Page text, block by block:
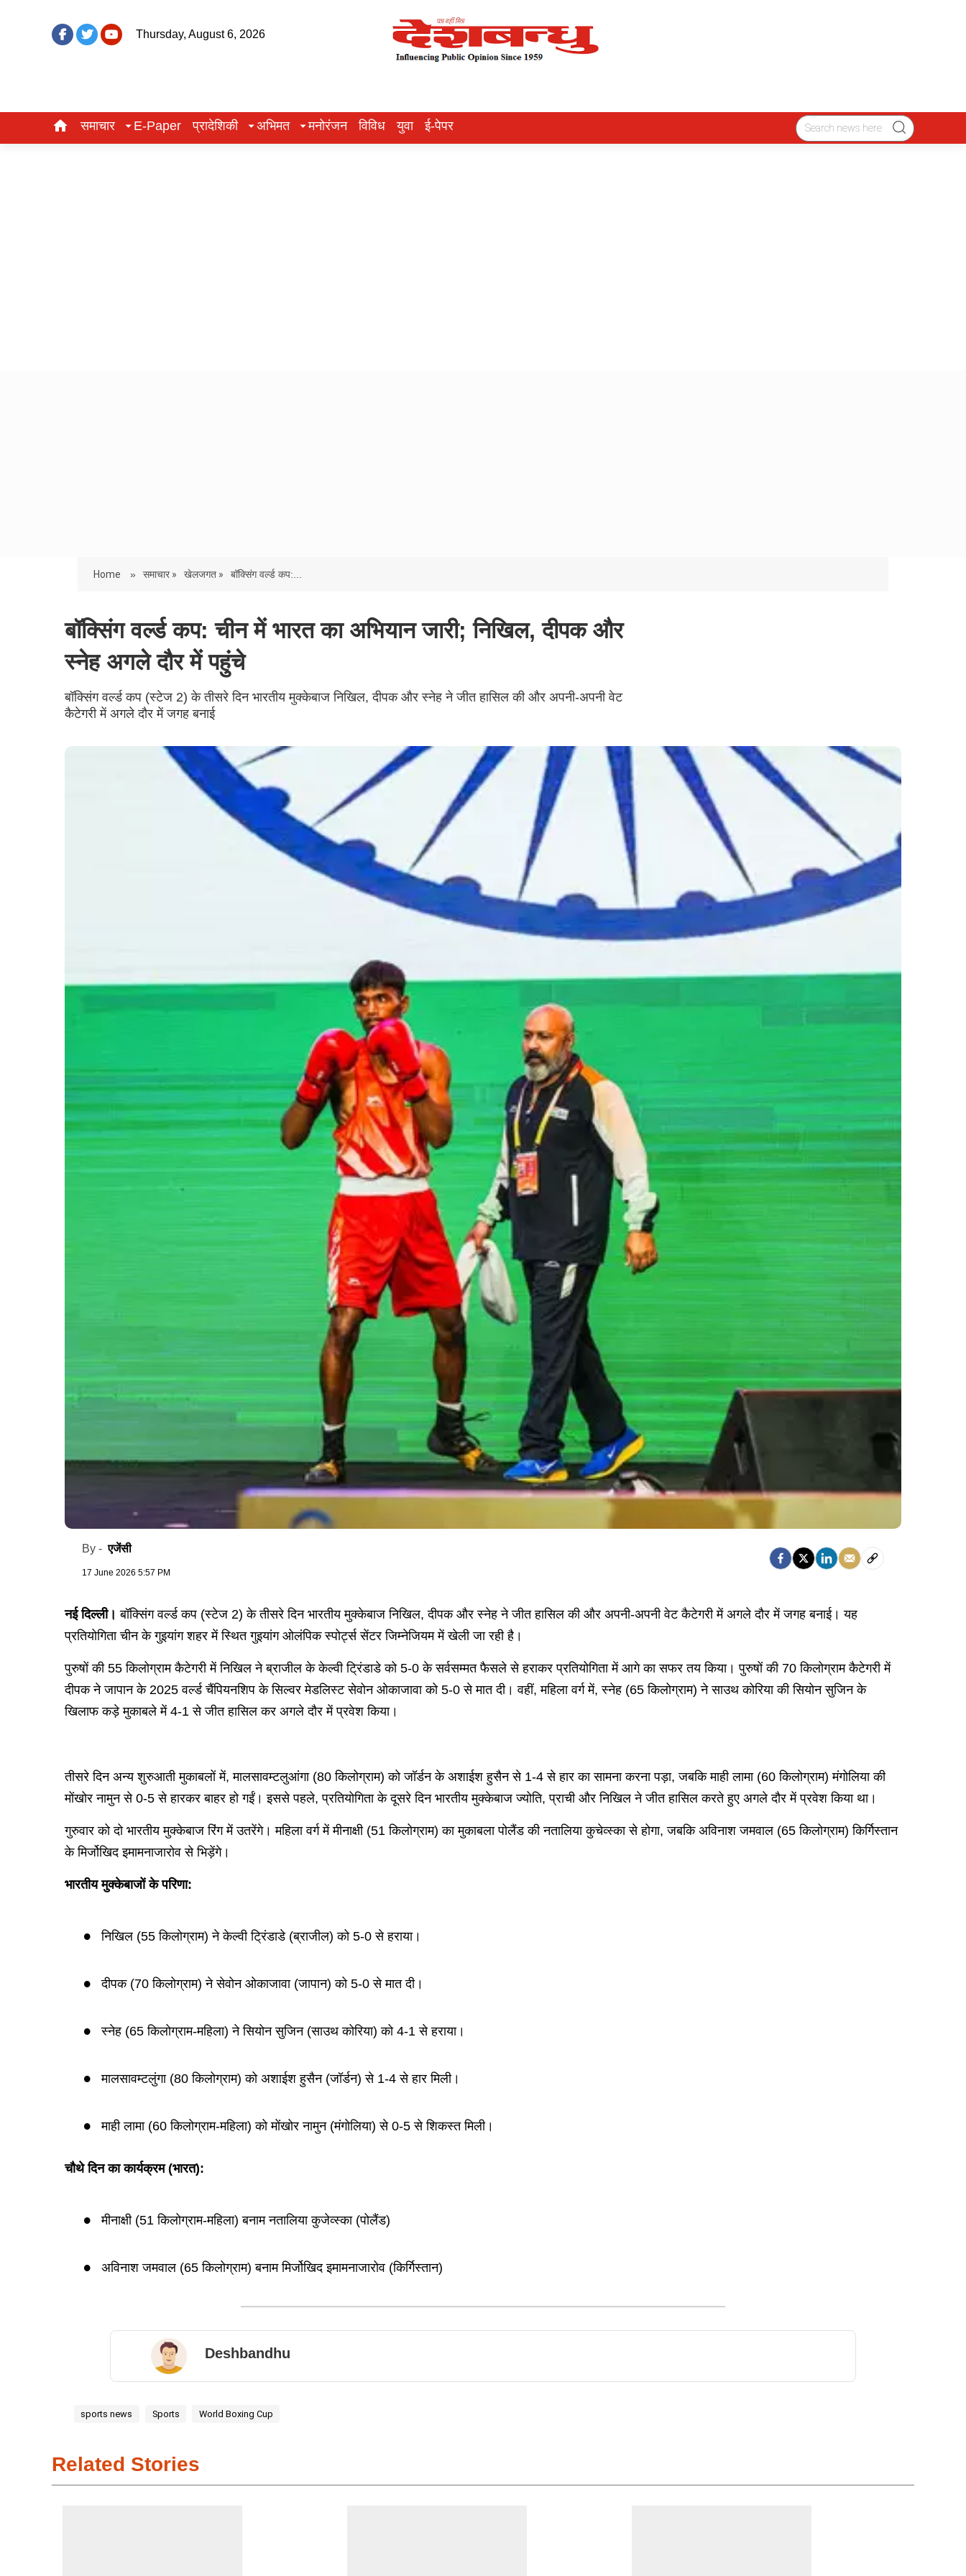
Thursday, August 6, 2026
समाचार E-Paper प्रादेशिकी अभिमत मनोरंजन विविध युवा ई-पेपर
Home » समाचार » खेलजगत » बॉक्सिंग वर्ल्ड कप:...
बॉक्सिंग वर्ल्ड कप: चीन में भारत का अभियान जारी; निखिल, दीपक और
स्नेह अगले दौर में पहुंचे
बॉक्सिंग वर्ल्ड कप (स्टेज 2) के तीसरे दिन भारतीय मुक्केबाज निखिल, दीपक और स्नेह ने जीत हासिल की और अपनी-अपनी वेट
कैटेगरी में अगले दौर में जगह बनाई
By -एजेंसी
17 June 2026 5:57 PM
नई दिल्ली। बॉक्सिंग वर्ल्ड कप (स्टेज 2) के तीसरे दिन भारतीय मुक्केबाज निखिल, दीपक और स्नेह ने जीत हासिल की और अपनी-अपनी वेट कैटेगरी में अगले दौर में जगह बनाई। यह
प्रतियोगिता चीन के गुइयांग शहर में स्थित गुइयांग ओलंपिक स्पोर्ट्स सेंटर जिम्नेजियम में खेली जा रही है।
पुरुषों की 55 किलोग्राम कैटेगरी में निखिल ने ब्राजील के केल्वी ट्रिंडाडे को 5-0 के सर्वसम्मत फैसले से हराकर प्रतियोगिता में आगे का सफर तय किया। पुरुषों की 70 किलोग्राम कैटेगरी में
दीपक ने जापान के 2025 वर्ल्ड चैंपियनशिप के सिल्वर मेडलिस्ट सेवोन ओकाजावा को 5-0 से मात दी। वहीं, महिला वर्ग में, स्नेह (65 किलोग्राम) ने साउथ कोरिया की सियोन सुजिन के
खिलाफ कड़े मुकाबले में 4-1 से जीत हासिल कर अगले दौर में प्रवेश किया।
तीसरे दिन अन्य शुरुआती मुकाबलों में, मालसावम्टलुआंगा (80 किलोग्राम) को जॉर्डन के अशाईश हुसैन से 1-4 से हार का सामना करना पड़ा, जबकि माही लामा (60 किलोग्राम) मंगोलिया की
मोंखोर नामुन से 0-5 से हारकर बाहर हो गईं। इससे पहले, प्रतियोगिता के दूसरे दिन भारतीय मुक्केबाज ज्योति, प्राची और निखिल ने जीत हासिल करते हुए अगले दौर में प्रवेश किया था।
गुरुवार को दो भारतीय मुक्केबाज रिंग में उतरेंगे। महिला वर्ग में मीनाक्षी (51 किलोग्राम) का मुकाबला पोलैंड की नतालिया कुचेव्स्का से होगा, जबकि अविनाश जमवाल (65 किलोग्राम) किर्गिस्तान
के मिर्जोखिद इमामनाजारोव से भिड़ेंगे।
भारतीय मुक्केबाजों के परिणा:
निखिल (55 किलोग्राम) ने केल्वी ट्रिंडाडे (ब्राजील) को 5-0 से हराया।
दीपक (70 किलोग्राम) ने सेवोन ओकाजावा (जापान) को 5-0 से मात दी।
स्नेह (65 किलोग्राम-महिला) ने सियोन सुजिन (साउथ कोरिया) को 4-1 से हराया।
मालसावम्टलुंगा (80 किलोग्राम) को अशाईश हुसैन (जॉर्डन) से 1-4 से हार मिली।
माही लामा (60 किलोग्राम-महिला) को मोंखोर नामुन (मंगोलिया) से 0-5 से शिकस्त मिली।
चौथे दिन का कार्यक्रम (भारत):
मीनाक्षी (51 किलोग्राम-महिला) बनाम नतालिया कुजेव्स्का (पोलैंड)
अविनाश जमवाल (65 किलोग्राम) बनाम मिर्जोखिद इमामनाजारोव (किर्गिस्तान)
Deshbandhu
sports news Sports World Boxing Cup
Related Stories